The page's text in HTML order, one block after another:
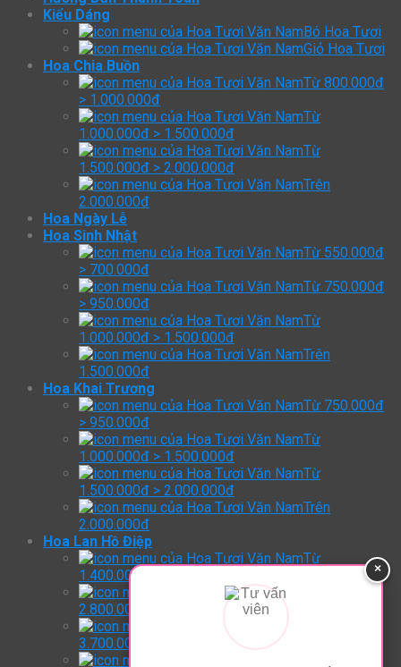
Kiểu Dáng
Bó Hoa Tươi
Giỏ Hoa Tươi
Hoa Chia Buồn
Từ 800.000đ
> 1.000.000đ
Từ
1.000.000đ > 1.500.000đ
Từ
1.500.000đ > 2.000.000đ
Trên
2.000.000đ
Hoa Ngày Lễ
Hoa Sinh Nhật
Từ 550.000đ
> 700.000đ
Từ 750.000đ
> 950.000đ
Từ
1.000.000đ > 1.500.000đ
Trên
1.500.000đ
Hoa Khai Trương
Từ 750.000đ
> 950.000đ
Từ
1.000.000đ > 1.500.000đ
Từ
1.500.000đ > 2.000.000đ
Trên
2.000.000đ
Hoa Lan Hồ Điệp
Từ
1.400.000đ > 2.800.000đ
2.800.000đ > 3.700.000đ
3.700.000đ > 4.800.000đ
×